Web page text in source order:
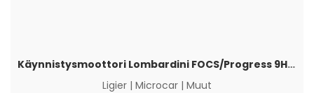
Käynnistysmoottori Lombardini FOCS/Progress 9H/29,5mm
Ligier | Microcar | Muut